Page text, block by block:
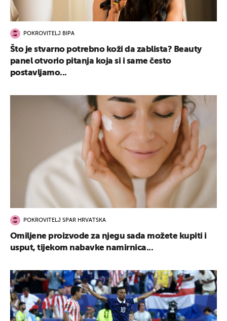
POKROVITELJ BIPA
Što je stvarno potrebno koži da zablista? Beauty
panel otvorio pitanja koja si i same često
postavljamo...
POKROVITELJ SPAR HRVATSKA
Omiljene proizvode za njegu sada možete kupiti i
usput, tijekom nabavke namirnica...